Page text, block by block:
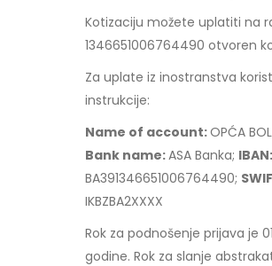
Kotizaciju možete uplatiti na
1346651006764490 otvoren
Za uplate iz inostranstva
instrukcije:
Name of account:OPĆA
Bank name:ASA Banka; IBAN:
BA391346651006764490;
IKBZBA2XXXX
Rok za podnošenje prijava je
godine. Rok za slanje